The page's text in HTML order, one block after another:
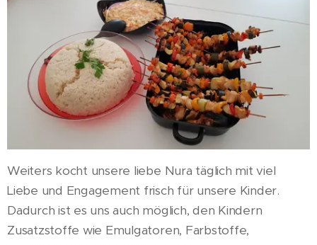
Weiters kocht unsere liebe Nura täglich mit viel
Liebe und Engagement frisch für unsere Kinder.
Dadurch ist es uns auch möglich, den Kindern
Zusatzstoffe wie Emulgatoren, Farbstoffe,